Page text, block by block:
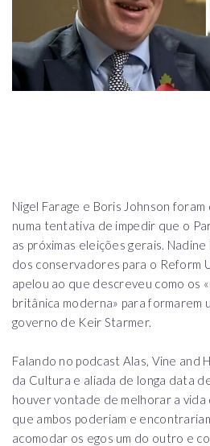
Nigel Farage e Boris Johnson
numa tentativa de impedir que o
as próximas eleições gerais.
dos conservadores para o Reform
apelou ao que descreveu como os
britânica moderna» para formarem
governo de Keir Starmer.
Falando no podcast Alas, Vine and
da Cultura e aliada de longa data
houver vontade de melhorar a vida
que ambos poderiam e
acomodar os egos um do outro e